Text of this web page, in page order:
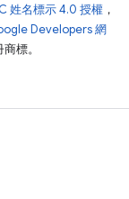
姓名標示 4.0 授權 ，
Developers 網
標。